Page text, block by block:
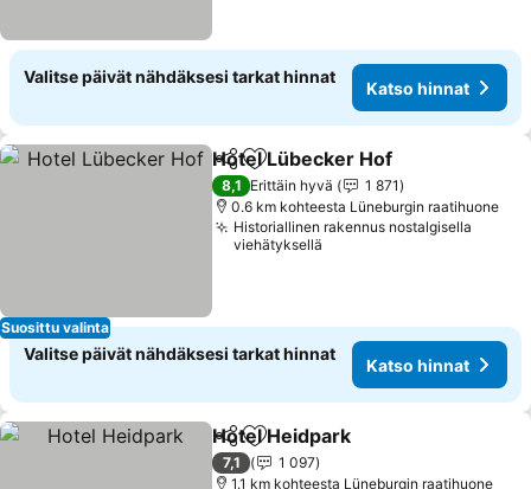
Valitse päivät nähdäksesi tarkat hinnat
Katso hinnat
Suosittu valinta
Jaa Lisää suosikkeihin
Hotel Lübecker Hof
8,1 Erittäin hyvä
1 871
0.6 km kohteesta Lüneburgin raatihuone
Historiallinen rakennus nostalgisella
viehätyksellä
Valitse päivät nähdäksesi tarkat hinnat
Katso hinnat
Jaa Lisää suosikkeihin
Hotel Heidpark
7,1
1 097
1.1 km kohteesta Lüneburgin raatihuone